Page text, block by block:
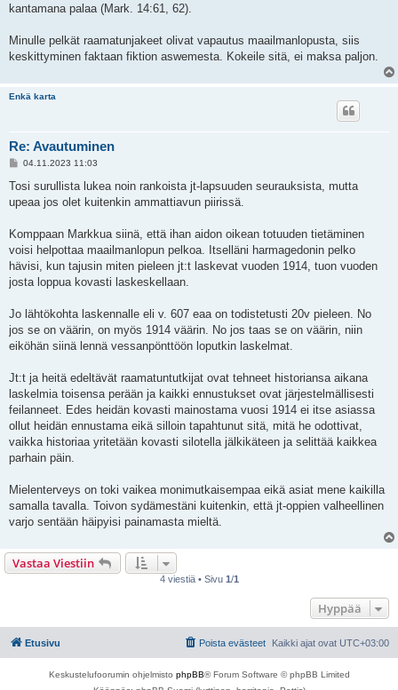
kantamana palaa (Mark. 14:61, 62).
Minulle pelkät raamatunjakeet olivat vapautus maailmanlopusta, siis
keskittyminen faktaan fiktion aswemesta. Kokeile sitä, ei maksa paljon.
Enkä karta
Re: Avautuminen
V
e
t
04.11.2023 11:03
Tosi surullista lukea noin rankoista jt-lapsuuden seurauksista, mutta
upeaa jos olet kuitenkin ammattiavun piirissä.
Komppaan Markkua siinä, että ihan aidon oikean totuuden tietäminen
voisi helpottaa maailmanlopun pelkoa. Itselläni harmagedonin pelko
hävisi, kun tajusin miten pieleen jt:t laskevat vuoden 1914, tuon vuoden
josta loppua kovasti laskeskellaan.
Jo lähtökohta laskennalle eli v. 607 eaa on todistetusti 20v pieleen. No
jos se on väärin, on myös 1914 väärin. No jos taas se on väärin, niin
eiköhän siinä lennä vessanpönttöön loputkin laskelmat.
Jt:t ja heitä edeltävät raamatuntutkijat ovat tehneet historiansa aikana
laskelmia toisensa perään ja kaikki ennustukset ovat järjestelmällisesti
feilanneet. Edes heidän kovasti mainostama vuosi 1914 ei itse asiassa
ollut heidän ennustama eikä silloin tapahtunut sitä, mitä he odottivat,
vaikka historiaa yritetään kovasti silotella jälkikäteen ja selittää kaikkea
parhain päin.
Mielenterveys on toki vaikea monimutkaisempaa eikä asiat mene kaikilla
samalla tavalla. Toivon sydämestäni kuitenkin, että jt-oppien valheellinen
varjo sentään häipyisi painamasta mieltä.
Vastaa Viestiin
4 viestiä • Sivu 1/1
Hyppää
Etusivu Kaikki ajat ovat UTC+03:00
Poista evästeet
Keskustelufoorumin ohjelmisto phpBB® Forum Software © phpBB Limited